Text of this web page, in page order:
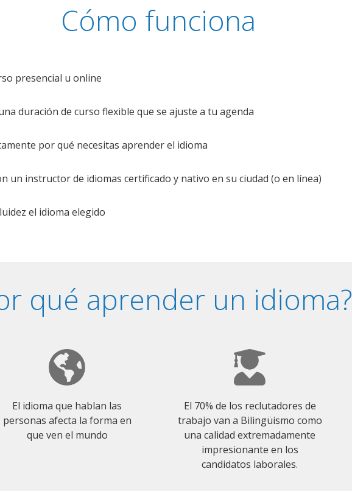
Cómo funciona
presencial u online
duración de curso flexible que se ajuste a tu agenda
por qué necesitas aprender el idioma
un instructor de idiomas certificado y nativo en su ciudad (o en línea)
el idioma elegido
qué aprender un idioma?
El idioma que hablan las
personas afecta la forma en
que ven el mundo
El 70% de los reclutadores de
trabajo van a Bilingüismo como
una calidad extremadamente
impresionante en los
candidatos laborales.